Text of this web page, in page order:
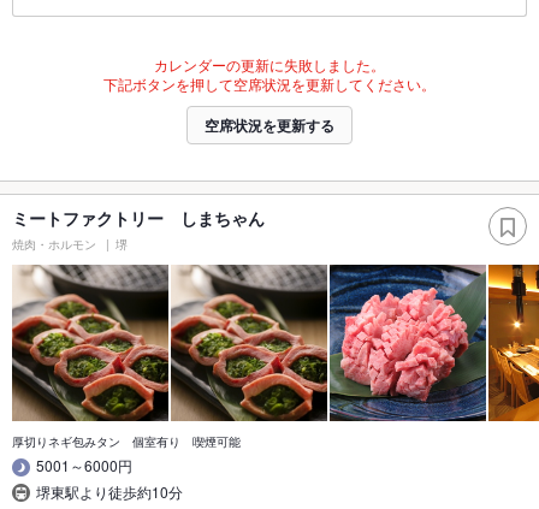
カレンダーの更新に失敗しました。
下記ボタンを押して空席状況を更新してください。
空席状況を更新する
ミートファクトリー しまちゃん
焼肉・ホルモン 堺
厚切りネギ包みタン 個室有り 喫煙可能
5001～6000円
堺東駅より徒歩約10分